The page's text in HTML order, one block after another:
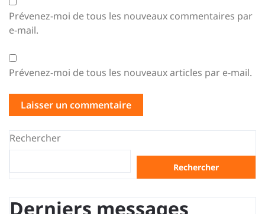
Prévenez-moi de tous les nouveaux commentaires par
e-mail.
Prévenez-moi de tous les nouveaux articles par e-mail.
Rechercher
Rechercher
Derniers messages